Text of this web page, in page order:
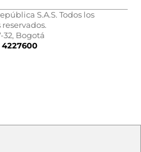
S.A.S. Todos los
32, Bogotá
4227600